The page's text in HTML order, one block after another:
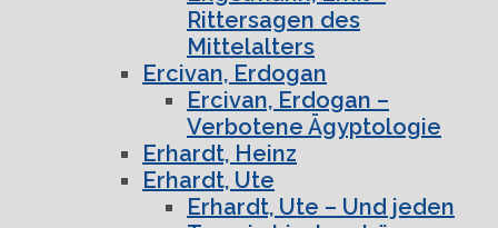
Rittersagen des
Mittelalters
Ercivan, Erdogan
Ercivan, Erdogan –
Verbotene Ägyptologie
Erhardt, Heinz
Erhardt, Ute
Erhardt, Ute – Und jeden